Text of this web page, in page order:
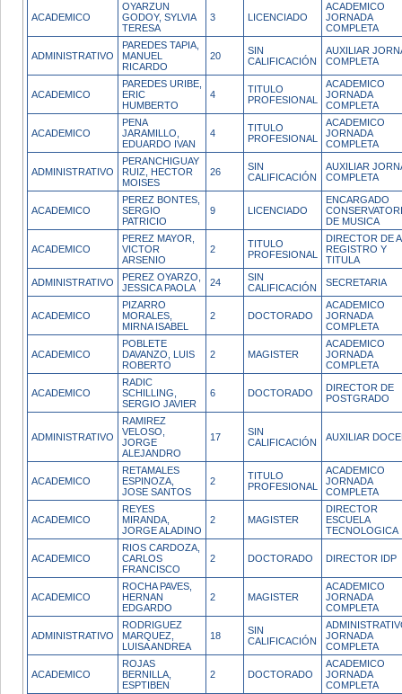
ACADEMICO
OYARZUN
GODOY, SYLVIA
TERESA
3 LICENCIADO
ACADEMICO
JORNADA
COMPLETA
ADMINISTRATIVO
PAREDES TAPIA,
MANUEL
RICARDO
20
SIN
CALIFICACIÓN
AUXILIAR
COMPLETA
ACADEMICO
PAREDES URIBE,
ERIC
HUMBERTO
4
TITULO
PROFESIONAL
ACADEMICO
JORNADA
COMPLETA
ACADEMICO
PENA
JARAMILLO,
EDUARDO IVAN
4
TITULO
PROFESIONAL
ACADEMICO
JORNADA
COMPLETA
ADMINISTRATIVO
PERANCHIGUAY
RUIZ, HECTOR
MOISES
26
SIN
CALIFICACIÓN
AUXILIAR
COMPLETA
ACADEMICO
PEREZ BONTES,
SERGIO
PATRICIO
9 LICENCIADO
ENCARGADO
DE MUSICA
ACADEMICO
PEREZ MAYOR,
VICTOR
ARSENIO
2
TITULO
PROFESIONAL
DIRECTOR DE
REGISTRO Y
TITULA
ADMINISTRATIVO
PEREZ OYARZO,
JESSICA PAOLA
24
SIN
CALIFICACIÓN
SECRETARIA
ACADEMICO
PIZARRO
MORALES,
MIRNA ISABEL
2 DOCTORADO
ACADEMICO
JORNADA
COMPLETA
ACADEMICO
POBLETE
DAVANZO, LUIS
ROBERTO
2 MAGISTER
ACADEMICO
JORNADA
COMPLETA
ACADEMICO
RADIC
SCHILLING,
SERGIO JAVIER
6 DOCTORADO
DIRECTOR DE
POSTGRADO
ADMINISTRATIVO
RAMIREZ
VELOSO,
JORGE
ALEJANDRO
17
SIN
CALIFICACIÓN
AUXILIAR
ACADEMICO
RETAMALES
ESPINOZA,
JOSE SANTOS
2
TITULO
PROFESIONAL
ACADEMICO
JORNADA
COMPLETA
ACADEMICO
REYES
MIRANDA,
JORGE ALADINO
2 MAGISTER
DIRECTOR
ESCUELA
TECNOLOGICA
ACADEMICO
RIOS CARDOZA,
CARLOS
FRANCISCO
2 DOCTORADO DIRECTOR IDP
ACADEMICO
ROCHA PAVES,
HERNAN
EDGARDO
2 MAGISTER
ACADEMICO
JORNADA
COMPLETA
ADMINISTRATIVO
RODRIGUEZ
MARQUEZ,
LUISA ANDREA
18
SIN
CALIFICACIÓN
JORNADA
COMPLETA
ACADEMICO
ROJAS
BERNILLA,
ESPTIBEN
2 DOCTORADO
ACADEMICO
JORNADA
COMPLETA